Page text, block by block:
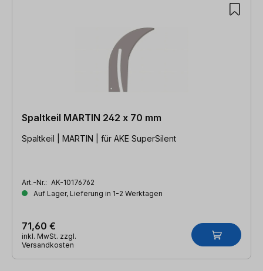
Spaltkeil MARTIN 242 x 70 mm
Spaltkeil | MARTIN | für AKE SuperSilent
Art.-Nr.: AK-10176762
Auf Lager, Lieferung in 1-2 Werktagen
71,60 €
inkl. MwSt. zzgl.
Versandkosten